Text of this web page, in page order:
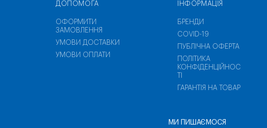
ДОПОМОГА
ОФОРМИТИ
ЗАМОВЛЕННЯ
УМОВИ ДОСТАВКИ
УМОВИ ОПЛАТИ
ІНФОРМАЦІЯ
БРЕНДИ
COVID-19
ПУБЛІЧНА ОФЕРТА
ПОЛІТИКА
КОНФІДЕНЦІЙНОС
ГАРАНТІЯ НА ТОВАР
МИ ПИШАЄМОСЯ